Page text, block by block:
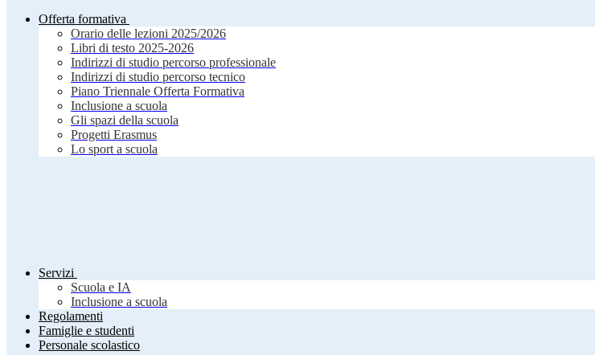
Offerta formativa
Orario delle lezioni 2025/2026
Libri di testo 2025-2026
Indirizzi di studio percorso professionale
Indirizzi di studio percorso tecnico
Piano Triennale Offerta Formativa
Inclusione a scuola
Gli spazi della scuola
Progetti Erasmus
Lo sport a scuola
Servizi
Scuola e IA
Inclusione a scuola
Regolamenti
Famiglie e studenti
Personale scolastico